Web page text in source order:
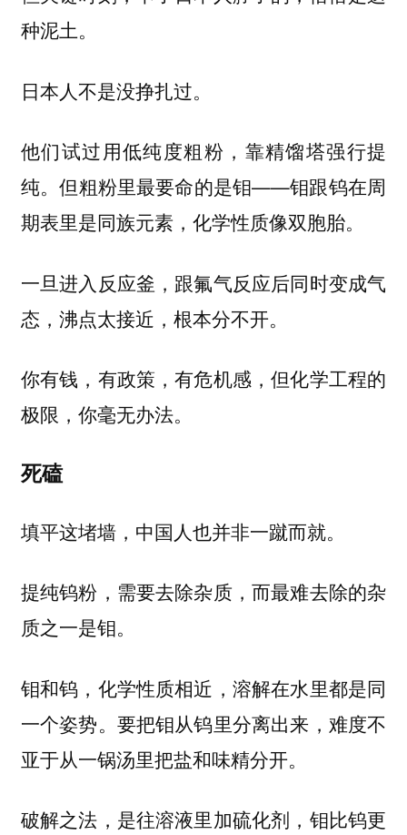
种泥土。
日本人不是没挣扎过。
他们试过用低纯度粗粉，靠精馏塔强行提
纯。但粗粉里最要命的是钼——钼跟钨在周
期表里是同族元素，化学性质像双胞胎。
一旦进入反应釜，跟氟气反应后同时变成气
态，沸点太接近，根本分不开。
你有钱，有政策，有危机感，但化学工程的
极限，你毫无办法。
死磕
填平这堵墙，中国人也并非一蹴而就。
提纯钨粉，需要去除杂质，而最难去除的杂
质之一是钼。
钼和钨，化学性质相近，溶解在水里都是同
一个姿势。要把钼从钨里分离出来，难度不
亚于从一锅汤里把盐和味精分开。
破解之法，是往溶液里加硫化剂，钼比钨更